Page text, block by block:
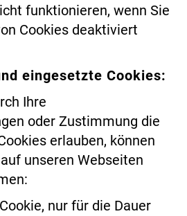
funktionieren, wenn Sie
Cookies deaktiviert
eingesetzte Cookies:
Ihre
oder Zustimmung die
erlauben, können
unseren Webseiten
nur für die Dauer